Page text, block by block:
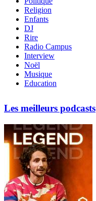
Religion
Enfants
DJ
Rire
Radio Campus
Interview
Noël
Musique
Education
Les meilleurs podcasts